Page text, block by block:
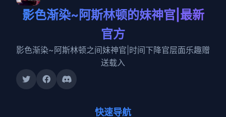
影色渐染~阿斯林顿的妹神官|最新
官方
影色渐染~阿斯林顿之间妹神官|时间下降官层面乐趣赠
送载入
快速导航